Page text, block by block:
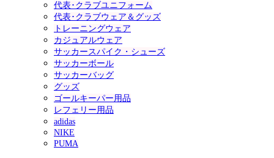
代表･クラブユニフォーム
代表･クラブウェア＆グッズ
トレーニングウェア
カジュアルウェア
サッカースパイク・シューズ
サッカーボール
サッカーバッグ
グッズ
ゴールキーパー用品
レフェリー用品
adidas
NIKE
PUMA